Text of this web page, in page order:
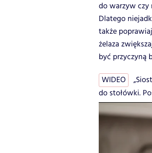
do warzyw czy
Dlatego
także
żelaza
być przyczyną
WIDEO
do stołówki.